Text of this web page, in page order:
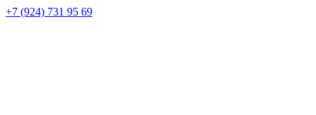
+7 (924) 731 95 69